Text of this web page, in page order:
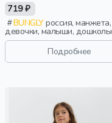
719 ₽
BUNGLYроссия, манжета,
девочки, малыши,
дети
Подробнее